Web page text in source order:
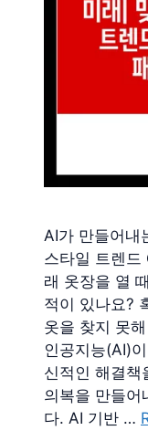
AI가 만들어내
스타일 트렌드
래 옷장을 열
적이 있나요?
옷을 찾지 못
인공지능(AI)
신적인 해결책
의복을 만들어
다. AI 기반 …